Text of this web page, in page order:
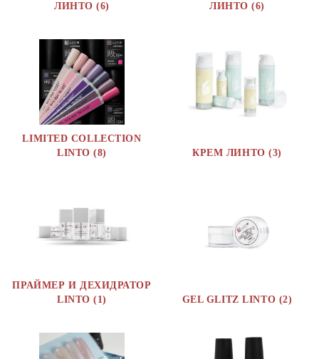
ЛИНТО (6)
ЛИНТО (6)
LIMITED COLLECTION
LINTO (8)
КРЕМ ЛИНТО (3)
ПРАЙМЕР И ДЕХИДРАТОР
LINTO (1)
GEL GLITZ LINTO (2)